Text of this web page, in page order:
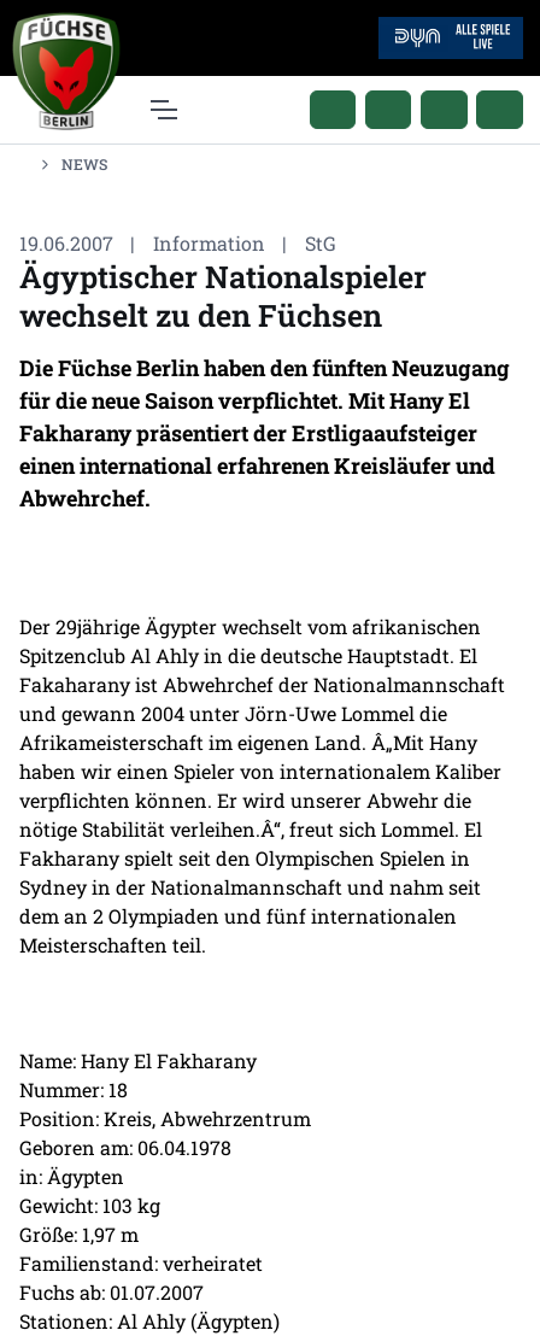
NEWS
19.06.2007 | Information | StG
Ägyptischer Nationalspieler
wechselt zu den Füchsen
Die Füchse Berlin haben den fünften Neuzugang
für die neue Saison verpflichtet. Mit Hany El
Fakharany präsentiert der Erstligaaufsteiger
einen international erfahrenen Kreisläufer und
Abwehrchef.
Der 29jährige Ägypter wechselt vom afrikanischen
Spitzenclub Al Ahly in die deutsche Hauptstadt. El
Fakaharany ist Abwehrchef der Nationalmannschaft
und gewann 2004 unter Jörn-Uwe Lommel die
Afrikameisterschaft im eigenen Land. Â„Mit Hany
haben wir einen Spieler von internationalem Kaliber
verpflichten können. Er wird unserer Abwehr die
nötige Stabilität verleihen.Â“, freut sich Lommel. El
Fakharany spielt seit den Olympischen Spielen in
Sydney in der Nationalmannschaft und nahm seit
dem an 2 Olympiaden und fünf internationalen
Meisterschaften teil.
Name: Hany El Fakharany
Nummer: 18
Position: Kreis, Abwehrzentrum
Geboren am: 06.04.1978
in: Ägypten
Gewicht: 103 kg
Größe: 1,97 m
Familienstand: verheiratet
Fuchs ab: 01.07.2007
Stationen: Al Ahly (Ägypten)